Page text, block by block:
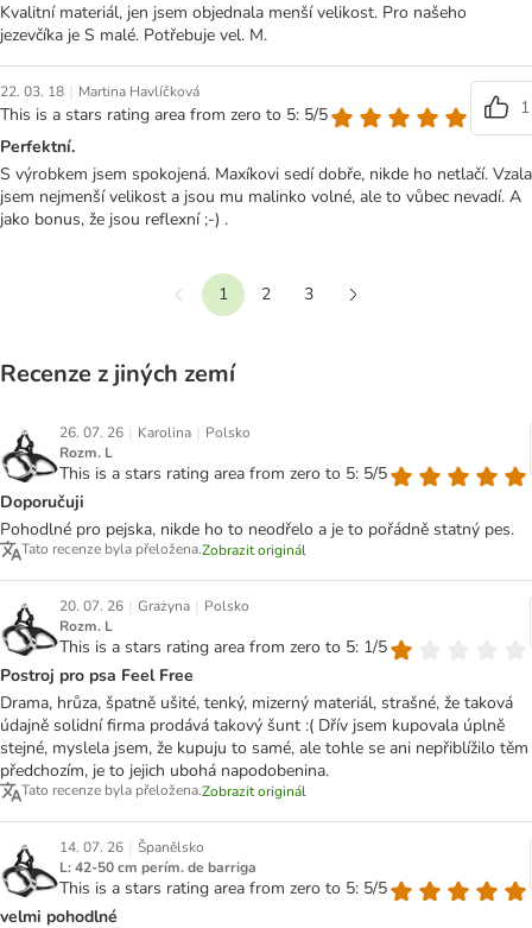
Kvalitní materiál, jen jsem objednala menší velikost. Pro našeho
jezevčíka je S malé. Potřebuje vel. M.
22. 03. 18 | Martina Havlíčková
This is a stars rating area from zero to 5: 5/5
1
Perfektní.
S výrobkem jsem spokojená. Maxíkovi sedí dobře, nikde ho netlačí. Vzala
jsem nejmenší velikost a jsou mu malinko volné, ale to vůbec nevadí. A
jako bonus, že jsou reflexní ;-) .
Předchozí
1 2
3
Recenze z jiných zemí
26. 07. 26 | Karolina | Polsko
Rozm. L
This is a stars rating area from zero to 5: 5/5
Doporučuji
Pohodlné pro pejska, nikde ho to neodřelo a je to pořádně statný pes.
Tato recenze byla přeložena.Zobrazit originál
20. 07. 26 | Grażyna | Polsko
Rozm. L
This is a stars rating area from zero to 5: 1/5
Postroj pro psa Feel Free
Drama, hrůza, špatně ušité, tenký, mizerný materiál, strašné, že taková
údajně solidní firma prodává takový šunt :( Dřív jsem kupovala úplně
stejné, myslela jsem, že kupuju to samé, ale tohle se ani nepřiblížilo těm
předchozím, je to jejich ubohá napodobenina.
Tato recenze byla přeložena.Zobrazit originál
14. 07. 26 | Španělsko
L: 42-50 cm perím. de barriga
This is a stars rating area from zero to 5: 5/5
velmi pohodlné